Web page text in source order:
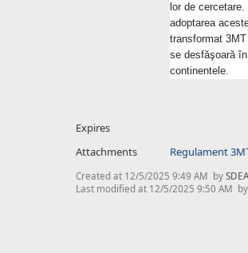
lor de
adoptarea
transformat
se desfăşoară
continentele.
Expires
Attachments
Regulament
Created at 12/5/2025 9:49 AM by
Last modified at 12/5/2025 9:50 AM